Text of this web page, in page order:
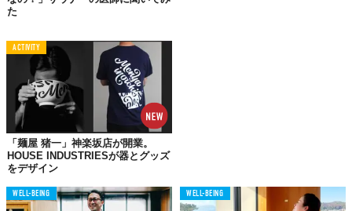
れるべきこととは思わない。
くの人が基礎的な知識を理解させてもらえないまま混乱してしま
っている」
た
ACTIVITY
「麺屋 猪一」神楽坂店が開業。
HOUSE INDUSTRIESが器とグッズ
をデザイン
WELL-BEING WELL-BEING